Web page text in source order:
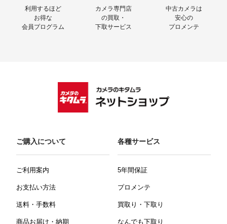
利用するほど
お得な
会員プログラム
カメラ専門店
の買取・
下取サービス
中古カメラは
安心の
プロメンテ
ご購入について
ご利用案内
お支払い方法
送料・手数料
商品お届け・納期
各種サービス
5年間保証
プロメンテ
買取り・下取り
なんでも下取り